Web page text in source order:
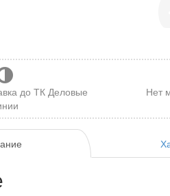
до ТК Деловые
Нет